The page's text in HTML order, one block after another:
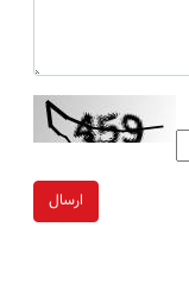
ارسال